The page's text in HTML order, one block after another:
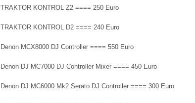
TRAKTOR KONTROL Z2 ==== 250 Euro
TRAKTOR KONTROL D2 ==== 240 Euro
Denon MCX8000 DJ Controller ==== 550 Euro
Denon DJ MC7000 DJ Controller Mixer ==== 450 Euro
Denon DJ MC6000 Mk2 Serato DJ Controller ==== 300 Euro